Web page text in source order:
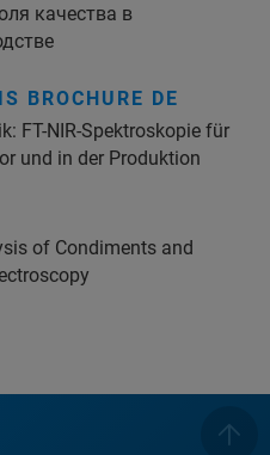
качества в
BROCHURE DE
FT-NIR-Spektroskopie für
und in der Produktion
of Condiments and